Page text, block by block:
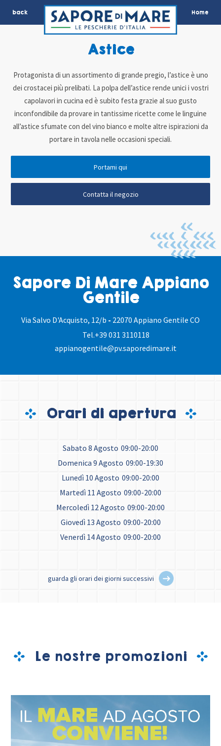
back Home
Sapore Di Mare Appiano
Gentile
Via Salvo D'Acquisto, 12/b - 22070 Appiano Gentile CO
Tel.+39 031 3110118
appianogentile@pv.saporedimare.it
Astice
Protagonista di un assortimento di grande pregio, l’astice è uno
dei crostacei più prelibati. La polpa dell’astice rende unici i vostri
capolavori in cucina ed è subito festa grazie al suo gusto
inconfondibile da provare in tantissime ricette come le linguine
all’astice sfumate con del vino bianco e molte altre ispirazioni da
portare in tavola nelle occasioni speciali.
Portami qui
Contatta il negozio
Orari di apertura
Sabato 8 Agosto 09:00-20:00
Domenica 9 Agosto 09:00-19:30
Lunedì 10 Agosto 09:00-20:00
Martedì 11 Agosto 09:00-20:00
Mercoledì 12 Agosto 09:00-20:00
Giovedì 13 Agosto 09:00-20:00
Venerdì 14 Agosto 09:00-20:00
guarda gli orari dei giorni successivi
Le nostre promozioni